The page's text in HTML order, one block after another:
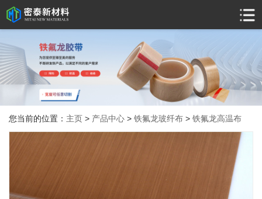
您当前的位置： 主页 > 产品中心 > 铁氟龙玻纤布 > 铁氟龙高温布